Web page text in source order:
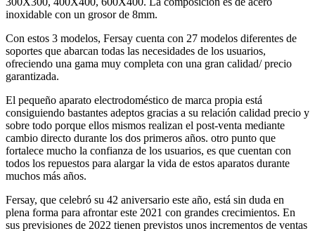
inoxidable con un grosor de 8mm.
Con estos 3 modelos, Fersay cuenta con 27 modelos diferentes de
soportes que abarcan todas las necesidades de los usuarios,
ofreciendo una gama muy completa con una gran calidad/ precio
garantizada.
El pequeño aparato electrodoméstico de marca propia está
consiguiendo bastantes adeptos gracias a su relación calidad precio y
sobre todo porque ellos mismos realizan el post-venta mediante
cambio directo durante los dos primeros años. otro punto que
fortalece mucho la confianza de los usuarios, es que cuentan con
todos los repuestos para alargar la vida de estos aparatos durante
muchos más años.
Fersay, que celebró su 42 aniversario este año, está sin duda en
plena forma para afrontar este 2021 con grandes crecimientos. En
sus previsiones de 2022 tienen previstos unos incrementos de ventas